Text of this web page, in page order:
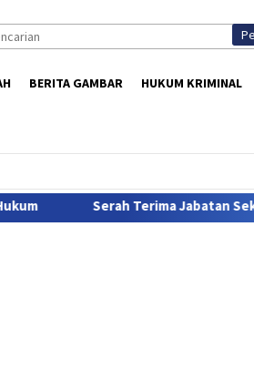
BERITA GAMBAR HUKUM KRIMINAL
Sekda Kabupaten Rote Ndao.